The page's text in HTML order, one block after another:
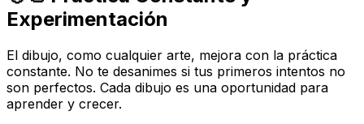
Experimentación
El dibujo, como cualquier arte, mejora con la práctica
constante. No te desanimes si tus primeros intentos no
son perfectos. Cada dibujo es una oportunidad para
aprender y crecer.